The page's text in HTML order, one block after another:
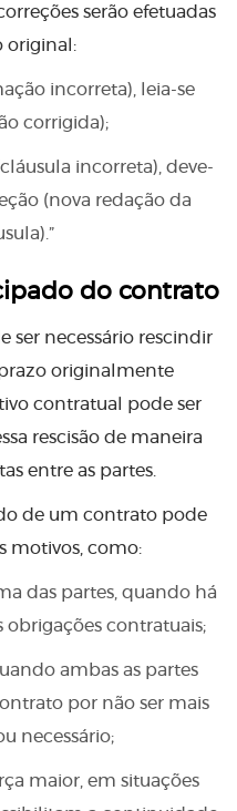
serão efetuadas
original:
incorreta), leia-se
corrigida);
incorreta), deve-
(nova redação da
do contrato
ser necessário rescindir
originalmente
contratual pode ser
rescisão de maneira
entre as partes.
de um contrato pode
motivos, como:
das partes, quando há
contratuais;
ambas as partes
por não ser mais
necessário;
maior, em situações